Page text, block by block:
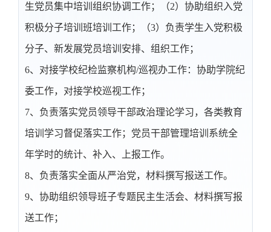
生党员集中培训组织协调工作；（2）协助组织入党
积极分子培训班培训工作；（3）负责学生入党积极
分子、新发展党员培训安排、组织工作；
6、对接学校纪检监察机构/巡视办工作：协助学院纪
委工作，对接学校巡视工作；
7、负责落实党员领导干部政治理论学习，各类教育
培训学习督促落实工作；党员干部管理培训系统全
年学时的统计、补入、上报工作。
8、负责落实全面从严治党，材料撰写报送工作。
9、协助组织领导班子专题民主生活会、材料撰写报
送工作；